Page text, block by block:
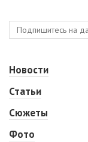
Новости
Статьи
Сюжеты
Фото